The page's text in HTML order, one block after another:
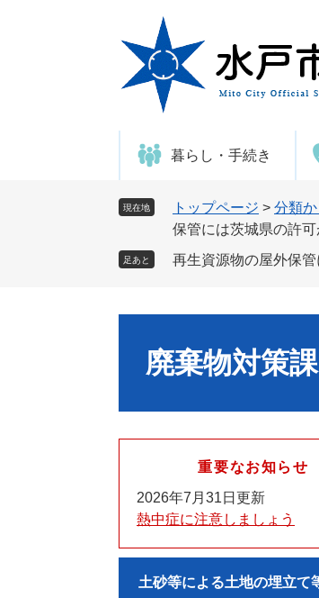
暮らし・手続き
現在地 トップページ > 分類
保管には茨城県の許
足あと 再生資源物の屋外保
廃棄物対策課
重要なお知らせ
2026年7月31日更新
熱中症に注意しましょう
土砂等による土地の埋立て